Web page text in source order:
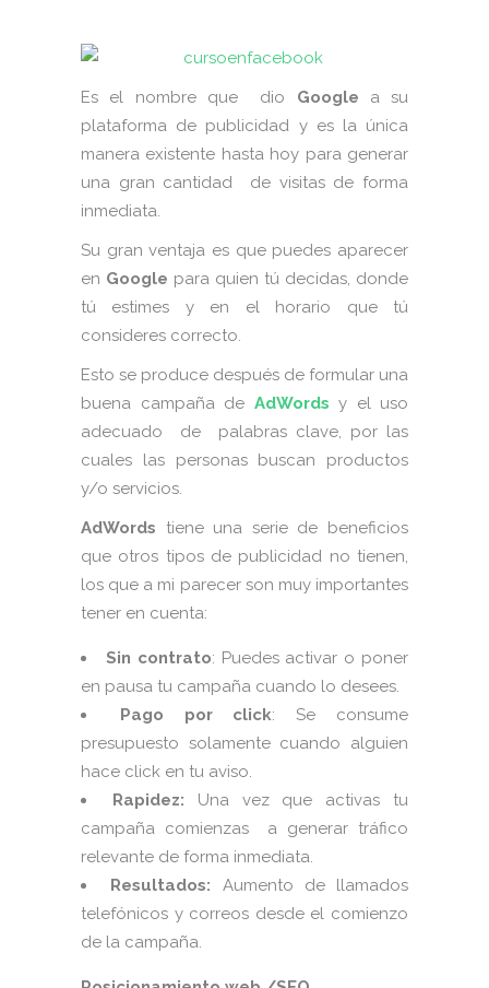
Es el nombre que dio Google a su
plataforma de publicidad y es la única
manera existente hasta hoy para generar
una gran cantidad de visitas de forma
inmediata.
Su gran ventaja es que puedes aparecer
en Google para quien tú decidas, donde
tú estimes y en el horario que tú
consideres correcto.
Esto se produce después de formular una
buena campaña de AdWords y el uso
adecuado de palabras clave, por las
cuales las personas buscan productos
y/o servicios.
AdWords tiene una serie de beneficios
que otros tipos de publicidad no tienen,
los que a mi parecer son muy importantes
tener en cuenta:
Sin contrato: Puedes activar o poner
en pausa tu campaña cuando lo desees.
Pago por click: Se consume
presupuesto solamente cuando alguien
hace click en tu aviso.
Rapidez: Una vez que activas tu
campaña comienzas a generar tráfico
relevante de forma inmediata.
Resultados: Aumento de llamados
telefónicos y correos desde el comienzo
de la campaña.